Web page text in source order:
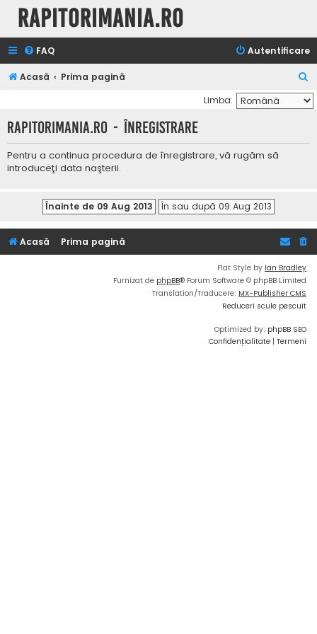
Rapitorimania.ro
FAQ Autentificare
Acasă Prima pagină
ă
u
Limba:
Rapitorimania.ro - Înregistrare
Pentru a continua procedura de înregistrare, vă rugăm să
introduceţi data naşterii.
Acasă Prima pagină
Flat Style by Ian Bradley
Furnizat de phpBB® Forum Software © phpBB Limited
Translation/Traducere: MX-Publisher CMS
Reduceri scule pescuit
Optimized by: phpBB SEO
Confidențialitate | Termeni